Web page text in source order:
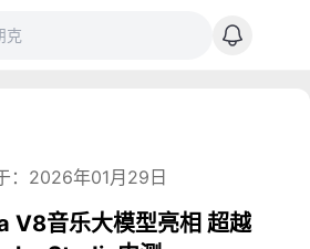
：2026年01月29日
V8音乐大模型亮相 超越